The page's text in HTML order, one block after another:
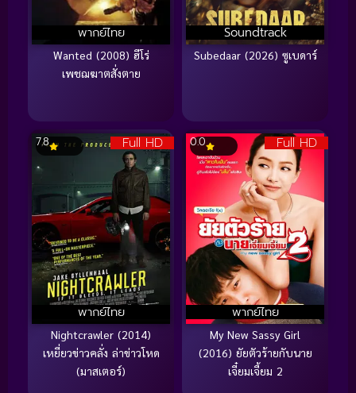
พากย์ไทย
Wanted (2008) ฮีโร่
เพชฌฆาตสั่งตาย
Soundtrack
Subedaar (2026) ซูเบดาร์
Full HD
พากย์ไทย
7.8
Nightcrawler (2014)
เหยี่ยวข่าวคลั่ง ล่าข่าวโหด
(มาสเตอร์)
Full HD
พากย์ไทย
0.0
My New Sassy Girl
(2016) ยัยตัวร้ายกับนาย
เจี๋ยมเจี้ยม 2